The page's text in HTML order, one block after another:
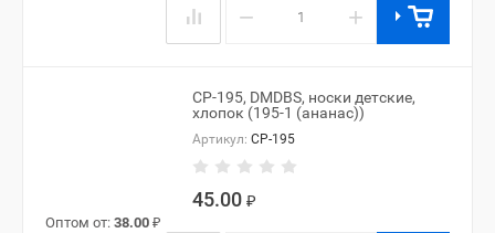
− +
CP-195, DMDBS, носки детские,
хлопок (195-1 (ананас))
Артикул: CP-195
45.00 ₽
Оптом от: 38.00 ₽